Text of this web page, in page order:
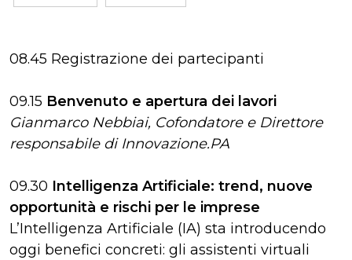
08.45 Registrazione dei partecipanti
09.15 Benvenuto e apertura dei lavori
Gianmarco Nebbiai, Cofondatore e Direttore
responsabile di Innovazione.PA
09.30 Intelligenza Artificiale: trend, nuove
opportunità e rischi per le imprese
L’Intelligenza Artificiale (IA) sta introducendo
oggi benefici concreti: gli assistenti virtuali